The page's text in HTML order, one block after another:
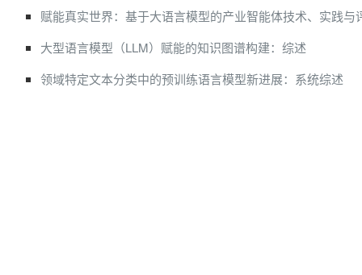
赋能真实世界：基于大语言模型的产业智能体技术、实践与
大型语言模型（LLM）赋能的知识图谱构建：综述
领域特定文本分类中的预训练语言模型新进展：系统综述